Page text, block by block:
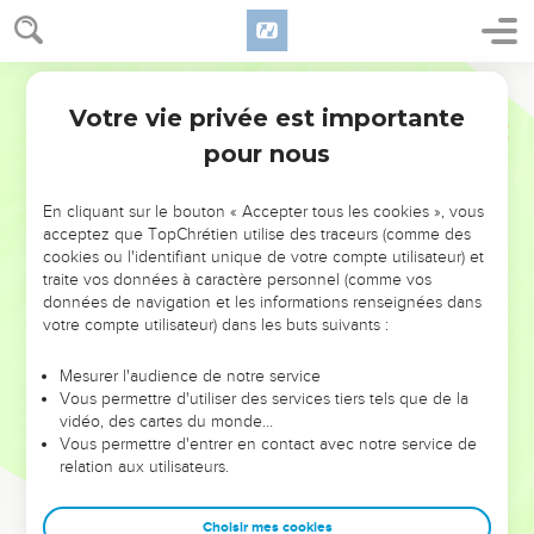
NE MANQUEZ PAS L’ÉVÉNEMENT
DE L’ANNÉE !
ET SI LEURS ERREURS POUVAIENT VOUS ÉVITER LES
VOTRES ?
leur foi ou leur vision. Mais on voit moins les doutes, les erreurs
et les saisons difficiles qu'ils ont traversés, alors même que ce
sont elles qui les ont façonnés.
Dans cette conférence, leaders, entrepreneurs, et responsables
clés pour avancer avec plus de sagesse afin que leurs erreurs
Votre vie privée est importante
pour nous
En cliquant sur le bouton « Accepter tous les cookies », vous
acceptez que TopChrétien utilise des traceurs (comme des
cookies ou l'identifiant unique de votre compte utilisateur) et
traite vos données à caractère personnel (comme vos
données de navigation et les informations renseignées dans
votre compte utilisateur) dans les buts suivants :
Mesurer l'audience de notre service
Vous permettre d'utiliser des services tiers tels que de la
vidéo, des cartes du monde…
Vous permettre d'entrer en contact avec notre service de
relation aux utilisateurs.
Choisir mes cookies